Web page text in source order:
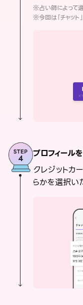
※占い師によって
※今回は「チャット
プロフィール
クレジットカ
らかを選択い